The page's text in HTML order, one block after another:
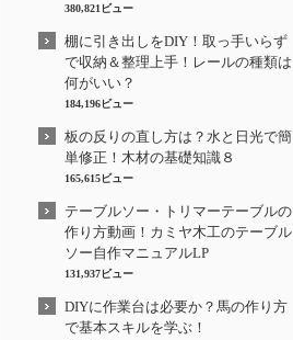
380,821ビュー
棚に引き出しをDIY！取っ手いらず
で収納＆整理上手！レールの種類は
何がいい？
184,196ビュー
板の反りの直し方は？水と日光で簡
単修正！木材の基礎知識８
165,615ビュー
テーブルソー・トリマーテーブルの
作り方動画！カミヤ木工のテーブル
ソー自作マニュアルLP
131,937ビュー
DIYに作業台は必要か？馬の作り方
で基本スキルを学ぶ！